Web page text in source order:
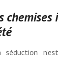
chemises